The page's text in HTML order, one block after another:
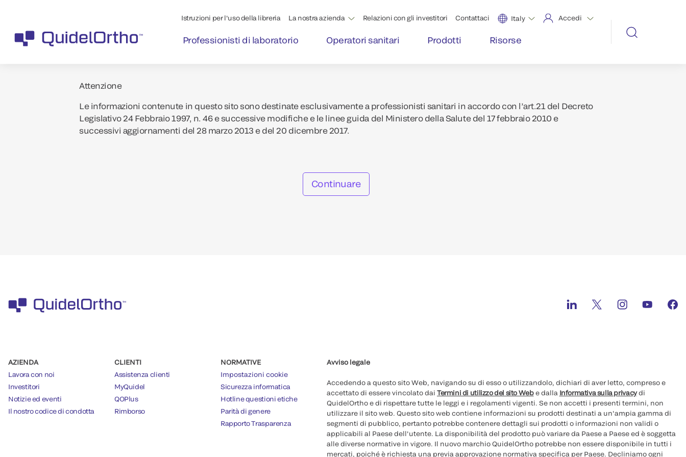
Istruzioni per l'uso della libreria La nostra azienda Relazioni con gli investitori Contattaci Italy Accedi
Professionisti di laboratorio Operatori sanitari Prodotti Risorse
Attenzione
Le informazioni contenute in questo sito sono destinate esclusivamente a professionisti sanitari in accordo con l’art.21 del Decreto
Legislativo 24 Febbraio 1997, n. 46 e successive modifiche e le linee guida del Ministero della Salute del 17 febbraio 2010 e
successivi aggiornamenti del 28 marzo 2013 e del 20 dicembre 2017.
Continuare
AZIENDA
Lavora con noi
Investitori
Notizie ed eventi
Il nostro codice di condotta
CLIENTI
Assistenza clienti
MyQuidel
QOPlus
Rimborso
NORMATIVE
Impostazioni cookie
Sicurezza informatica
Hotline questioni etiche
Parità di genere
Rapporto Trasparenza
Avviso legale
Accedendo a questo sito Web, navigando su di esso o utilizzandolo, dichiari di aver letto, compreso e
accettato di essere vincolato dai Termini di utilizzo del sito Webe dalla Informativa sulla privacydi
QuidelOrtho e di rispettare tutte le leggi e i regolamenti vigenti. Se non accetti i presenti termini, non
utilizzare il sito web. Questo sito web contiene informazioni su prodotti destinati a un'ampia gamma di
segmenti di pubblico, pertanto potrebbe contenere dettagli sui prodotti o informazioni non validi o
applicabili al Paese dell'utente. La disponibilità del prodotto può variare da Paese a Paese ed è soggetta
alle diverse normative in vigore. Il nuovo marchio QuidelOrtho potrebbe non essere disponibile in tutti i
mercati, poiché è richiesta una previa approvazione normativa specifica per Paese. Decliniamo ogni